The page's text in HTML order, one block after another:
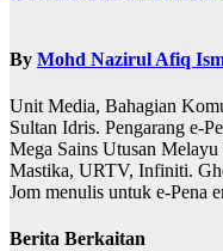
By Mohd Nazirul Afiq
Unit Media, Bahagian
Sultan Idris. Pengarang e-
Mega Sains Utusan
Mastika, URTV, Infiniti.
Jom menulis untuk e-Pena
Berita Berkaitan